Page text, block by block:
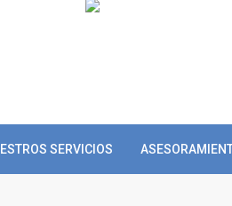
SERVICIOS